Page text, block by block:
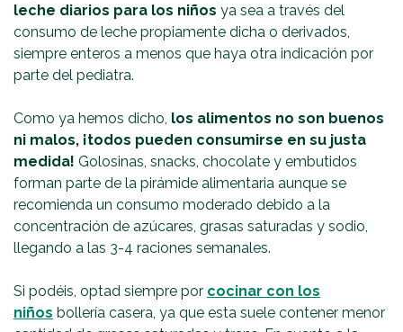
leche diarios para los niños ya sea a través del
consumo de leche propiamente dicha o derivados,
siempre enteros a menos que haya otra indicación por
parte del pediatra.
Como ya hemos dicho, los alimentos no son buenos
ni malos, ¡todos pueden consumirse en su justa
medida! Golosinas, snacks, chocolate y embutidos
forman parte de la pirámide alimentaria aunque se
recomienda un consumo moderado debido a la
concentración de azúcares, grasas saturadas y sodio,
llegando a las 3-4 raciones semanales.
Si podéis, optad siempre por cocinar con los
niños bollería casera, ya que esta suele contener menor